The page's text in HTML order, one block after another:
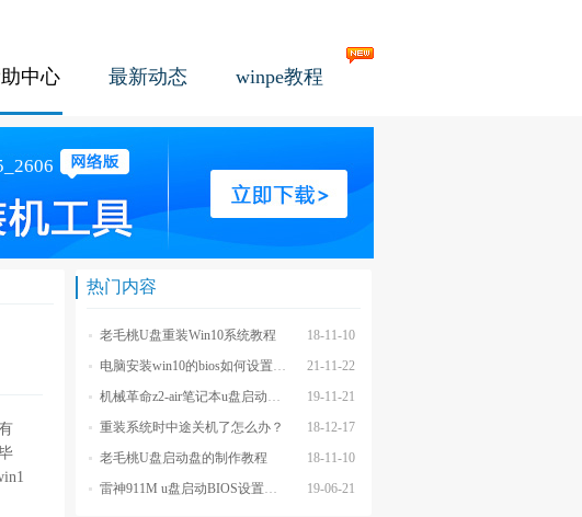
中心 最新动态 winpe教程
热门内容
18-11-10
老毛桃U盘重装Win10系统教程
21-11-22
电脑安装win10的bios如何设置u盘图文教程
19-11-21
机械革命z2-air笔记本u盘启动BIOS设置教程
18-12-17
重装系统时中途关机了怎么办？
18-11-10
老毛桃U盘启动盘的制作教程
19-06-21
雷神911M u盘启动BIOS设置教程